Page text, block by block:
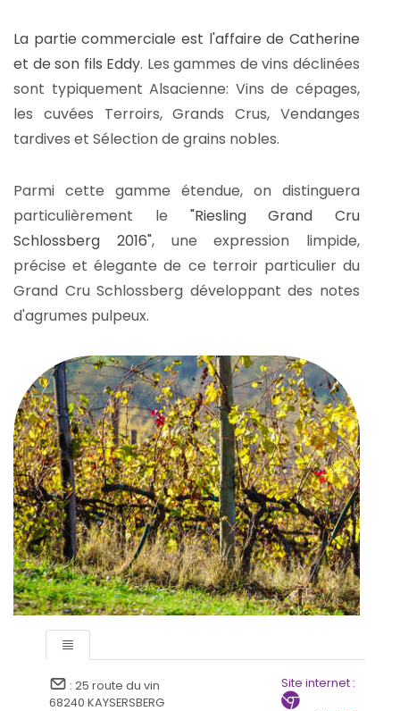
La partie commerciale est l'affaire de Catherine
et de son fils Eddy. Les gammes de vins déclinées
sont typiquement Alsacienne: Vins de cépages,
les cuvées Terroirs, Grands Crus, Vendanges
tardives et Sélection de grains nobles.
Parmi cette gamme étendue, on distinguera
particulièrement le "Riesling Grand Cru
Schlossberg 2016", une expression limpide,
précise et élegante de ce terroir particulier du
Grand Cru Schlossberg développant des notes
d'agrumes pulpeux.
: 25 route du vin
68240 KAYSERSBERG
Site internet :